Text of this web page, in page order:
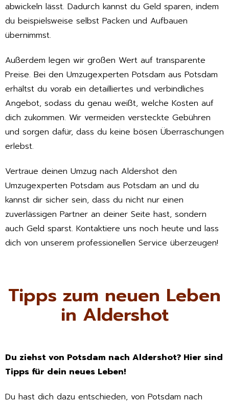
abwickeln lässt. Dadurch kannst du Geld sparen, indem
du beispielsweise selbst Packen und Aufbauen
übernimmst.
Außerdem legen wir großen Wert auf transparente
Preise. Bei den Umzugexperten Potsdam aus Potsdam
erhältst du vorab ein detailliertes und verbindliches
Angebot, sodass du genau weißt, welche Kosten auf
dich zukommen. Wir vermeiden versteckte Gebühren
und sorgen dafür, dass du keine bösen Überraschungen
erlebst.
Vertraue deinen Umzug nach Aldershot den
Umzugexperten Potsdam aus Potsdam an und du
kannst dir sicher sein, dass du nicht nur einen
zuverlässigen Partner an deiner Seite hast, sondern
auch Geld sparst. Kontaktiere uns noch heute und lass
dich von unserem professionellen Service überzeugen!
Tipps zum neuen Leben
in Aldershot
Du ziehst von Potsdam nach Aldershot? Hier sind
Tipps für dein neues Leben!
Du hast dich dazu entschieden, von Potsdam nach